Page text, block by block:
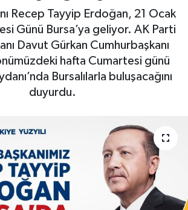
Recep Tayyip Erdoğan, 21 Ocak
Günü Bursa’ya geliyor. AK Parti
Davut Gürkan Cumhurbaşkanı
hafta Cumartesi günü
Bursalılarla buluşacağını
duyurdu.